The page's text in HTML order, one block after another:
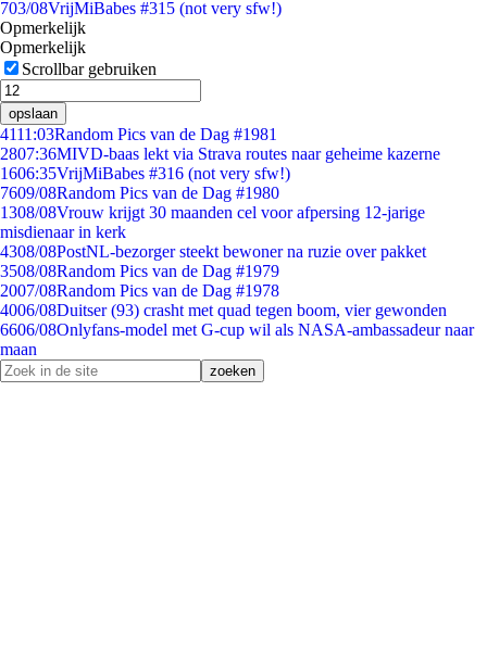
703/08VrijMiBabes #315 (not very sfw!)
Opmerkelijk
Opmerkelijk
Scrollbar gebruiken
opslaan
4111:03Random Pics van de Dag #1981
2807:36MIVD-baas lekt via Strava routes naar geheime kazerne
1606:35VrijMiBabes #316 (not very sfw!)
7609/08Random Pics van de Dag #1980
1308/08Vrouw krijgt 30 maanden cel voor afpersing 12-jarige
misdienaar in kerk
4308/08PostNL-bezorger steekt bewoner na ruzie over pakket
3508/08Random Pics van de Dag #1979
2007/08Random Pics van de Dag #1978
4006/08Duitser (93) crasht met quad tegen boom, vier gewonden
6606/08Onlyfans-model met G-cup wil als NASA-ambassadeur naar
maan